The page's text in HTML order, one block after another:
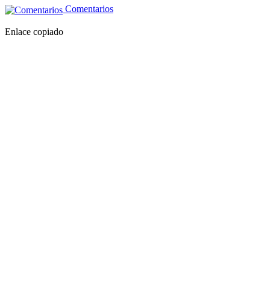
Comentarios
Enlace copiado